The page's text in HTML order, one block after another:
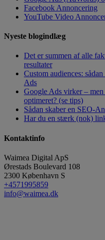
Facebook Annoncering
YouTube Video
Nyeste blogindlæg
Det er summen af alle
resultater
Custom audiences:
Ads
Google Ads virker –
optimeret? (se tips)
Sådan skaber en SEO-
Har du en stærk (nok)
Kontaktinfo
Waimea Digital ApS
Ørestads Boulevard 108
2300 København S
+4571995859
info@waimea.dk